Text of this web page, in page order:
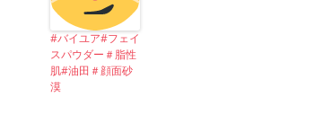
#バイユア#フェイ
スパウダー＃脂性
肌#油田＃顔面砂
漠